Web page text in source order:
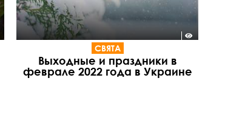
СВЯТА
Выходные и праздники в
феврале 2022 года в Украине